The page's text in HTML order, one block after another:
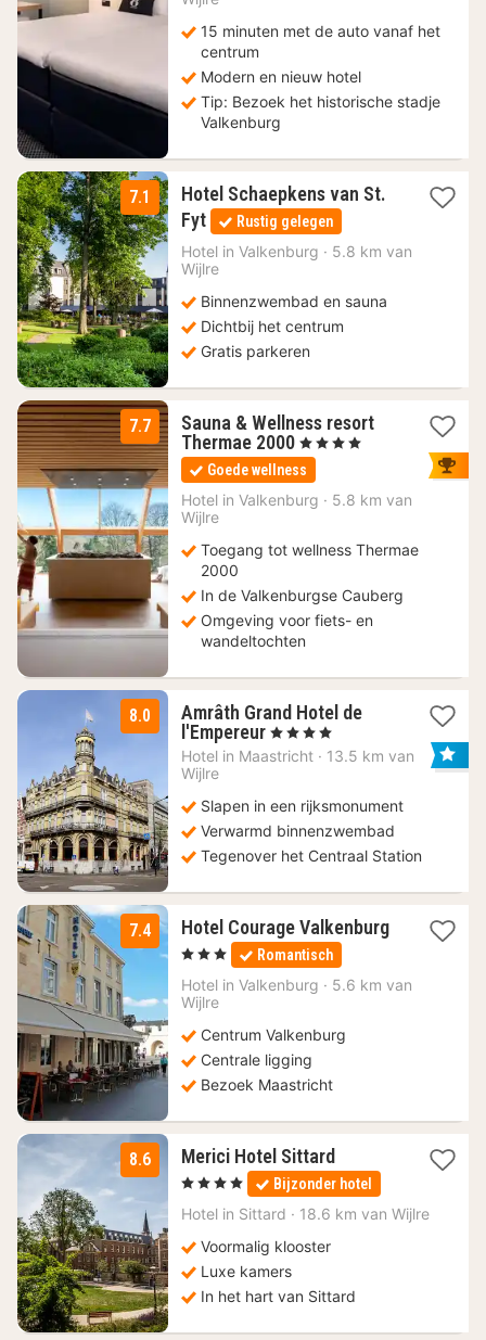
15 minuten met de auto vanaf het
centrum
Modern en nieuw hotel
Tip: Bezoek het historische stadje
Valkenburg
7.1
Hotel Schaepkens van St.
Fyt 1
nacht
vanaf
119
€
Rustig gelegen
Hotel in Valkenburg · 5.8 km van
Wijlre
Binnenzwembad en sauna
Dichtbij het centrum
Gratis parkeren
7.7
Sauna & Wellness resort
Thermae 2000 1
nacht
vanaf
262,80
, 4 Sterren
Goede wellness
Hotel in Valkenburg · 5.8 km van
Wijlre
Toegang tot wellness Thermae
2000
In de Valkenburgse Cauberg
Omgeving voor fiets- en
wandeltochten
8.0
Amrâth Grand Hotel de
l'Empereur 1
nacht
€
, 4 Sterren
Hotel in Maastricht · 13.5 km van
Wijlre
Slapen in een rijksmonument
Verwarmd binnenzwembad
Tegenover het Centraal Station
7.4
Hotel Courage Valkenburg
1
nacht
vanaf
88,49
, 3 Sterren Romantisch
Hotel in Valkenburg · 5.6 km van
Wijlre
Centrum Valkenburg
Centrale ligging
Bezoek Maastricht
8.6 Merici Hotel Sittard1
nacht
vanaf
109
, 4 Sterren Bijzonder hotel
Hotel in Sittard · 18.6 km van Wijlre
Voormalig klooster
Luxe kamers
In het hart van Sittard